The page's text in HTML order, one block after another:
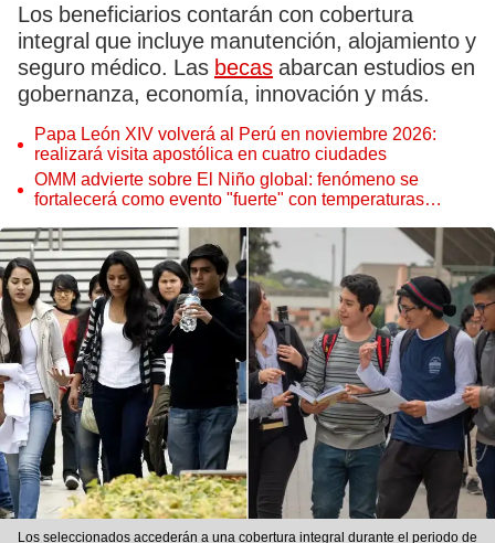
Los beneficiarios contarán con cobertura
integral que incluye manutención, alojamiento y
seguro médico. Las becas abarcan estudios en
gobernanza, economía, innovación y más.
Papa León XIV volverá al Perú en noviembre 2026:
realizará visita apostólica en cuatro ciudades
OMM advierte sobre El Niño global: fenómeno se
fortalecerá como evento "fuerte" con temperaturas
Los seleccionados accederán a una cobertura integral durante el periodo de